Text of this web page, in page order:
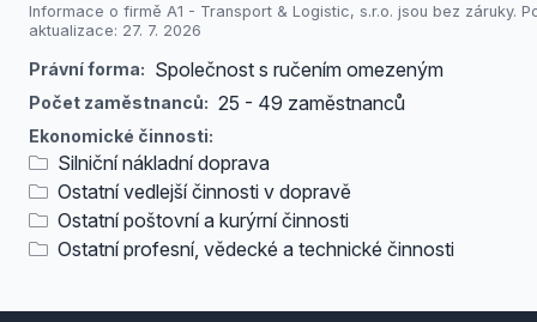
Informace o firmě A1 - Transport & Logistic, s.r.o. jsou bez záruky.
aktualizace: 27. 7. 2026
Právní forma: Společnost s ručením omezeným
Počet zaměstnanců: 25 - 49 zaměstnanců
Ekonomické činnosti:
Silniční nákladní doprava
Ostatní vedlejší činnosti v dopravě
Ostatní poštovní a kurýrní činnosti
Ostatní profesní, vědecké a technické činnosti